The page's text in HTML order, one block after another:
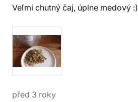
Veľmi chutný čaj, úplne medový :)
před 3 roky